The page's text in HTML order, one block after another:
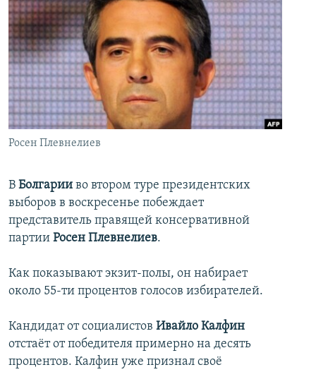
VIDEO
FOTOQALEREYA
İNFOQRAFIKA
KARIKATURA
RADIO ARXIV
OXU ZALI
AZƏRBAYCAN ƏDƏBIYYATI KITABXANASI
İSLAM VƏ DEMOKRATIYA
İZ - MƏDƏNIYYƏT PROQRAMI
HAQQIMIZDA
MISSIYAMIZ
PEŞƏ ETIKASI VƏ JURNALISTIKA STANDARTLARIMIZ
MATERIALLARIMIZDAN ISTIFADƏ
XƏBƏR BÜLLETENLƏRIMIZ
BIZI IZLƏ
RFE/RL-in bütün saytları
Росен Плевнелиев
В Болгарии во втором туре президентских
выборов в воскресенье побеждает
представитель правящей консервативной
партии Росен Плевнелиев.
Как показывают экзит-полы, он набирает
около 55-ти процентов голосов избирателей.
Кандидат от социалистов Ивайло Калфин
отстаёт от победителя примерно на десять
процентов. Калфин уже признал своё